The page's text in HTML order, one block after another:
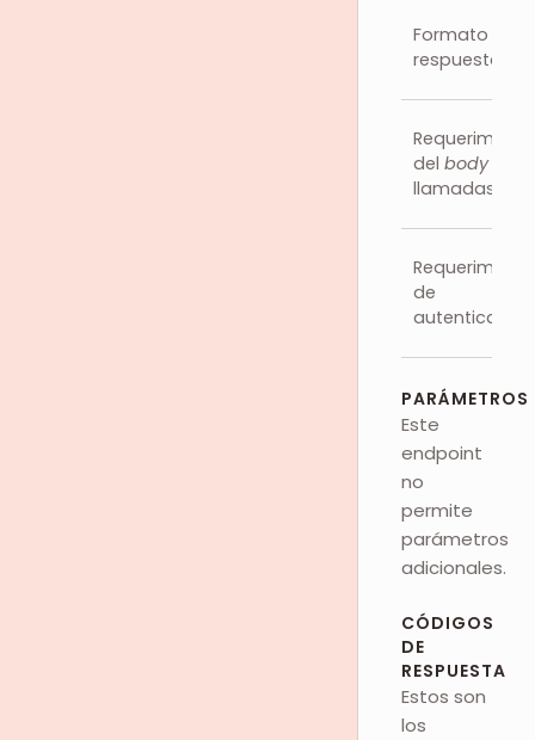
Formato de
respuesta
del bodypara
llamadas
de
autenticación
PARÁMETROS
Este
endpoint
no
permite
parámetros
adicionales.
CÓDIGOS
DE
RESPUESTA
Estos son
los